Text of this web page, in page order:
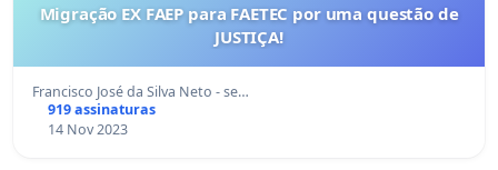
Migração EX FAEP para FAETEC por uma questão de
JUSTIÇA!
Francisco José da Silva Neto - se…
919 assinaturas
14 Nov 2023